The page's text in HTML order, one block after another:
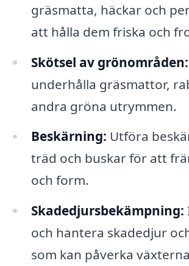
gräsmatta, häckar och
att hålla dem friska och
Skötsel av grönområden:
underhålla gräsmattor,
andra gröna utrymmen.
Beskärning: Utföra
träd och buskar för att
och form.
Skadedjursbekämpning:
och hantera skadedjur
som kan påverka